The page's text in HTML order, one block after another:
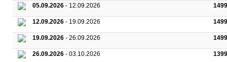
05.09.2026 - 12.09.2026
12.09.2026 - 19.09.2026
19.09.2026 - 26.09.2026
26.09.2026 - 03.10.2026